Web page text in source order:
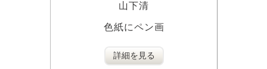
山下清
色紙にペン画
詳細を見る